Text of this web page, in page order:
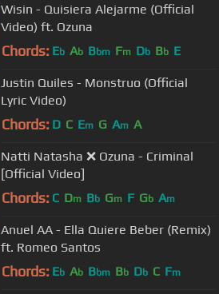
Wisin - Quisiera Alejarme (Official
Video) ft. Ozuna
Chords: Eb Ab Bbm Fm Db Bb E
Justin Quiles - Monstruo (Official
Lyric Video)
Chords: D C Em G Am A
Natti Natasha ❌ Ozuna - Criminal
[Official Video]
Chords: C Dm Bb Gm F Gb Am
Anuel AA - Ella Quiere Beber (Remix)
ft. Romeo Santos
Chords: Eb Ab Bbm Bb Db C Fm